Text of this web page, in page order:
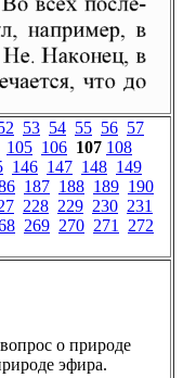
53 54 55 56 57
105 106 107 108
146 147 148 149
187 188 189 190
228 229 230 231
269 270 271 272
о природе
эфира.